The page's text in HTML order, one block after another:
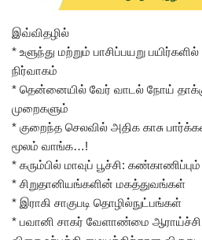
இவ்விதழில்
* உளுந்து மற்றும் பாசிப்பயறு
நிர்வாகம்
* தென்னையில் வேர் வாடல் நோய்
முறைகளும்
* குறைந்த செலவில் அதிக காசு
மூலம் வாங்க…!
* கரும்பில் மாவுப் பூச்சி:
* சிறுதானியங்களின் மகத்துவங்கள்
* இராகி சாகுபடி தொழில்நுட்பங்கள்
* பவானி சாகர் வேளாண்மை ஆராய்ச்சி